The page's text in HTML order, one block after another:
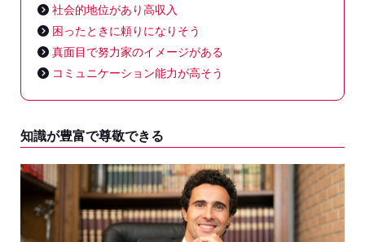
社会的地位があり高収入
困ったときに頼りになりそう
真面目で努力家のイメージがある
コミュニケーション能力が高そう
知識が豊富で尊敬できる